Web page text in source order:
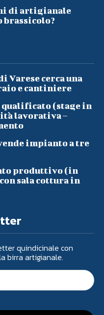
di artigianale
brassicolo?
cerca una
e cantiniere
(stage in
lavorativa –
impianto a tre
produttivo (in
sala cottura in
quindicinale con
birra artigianale.